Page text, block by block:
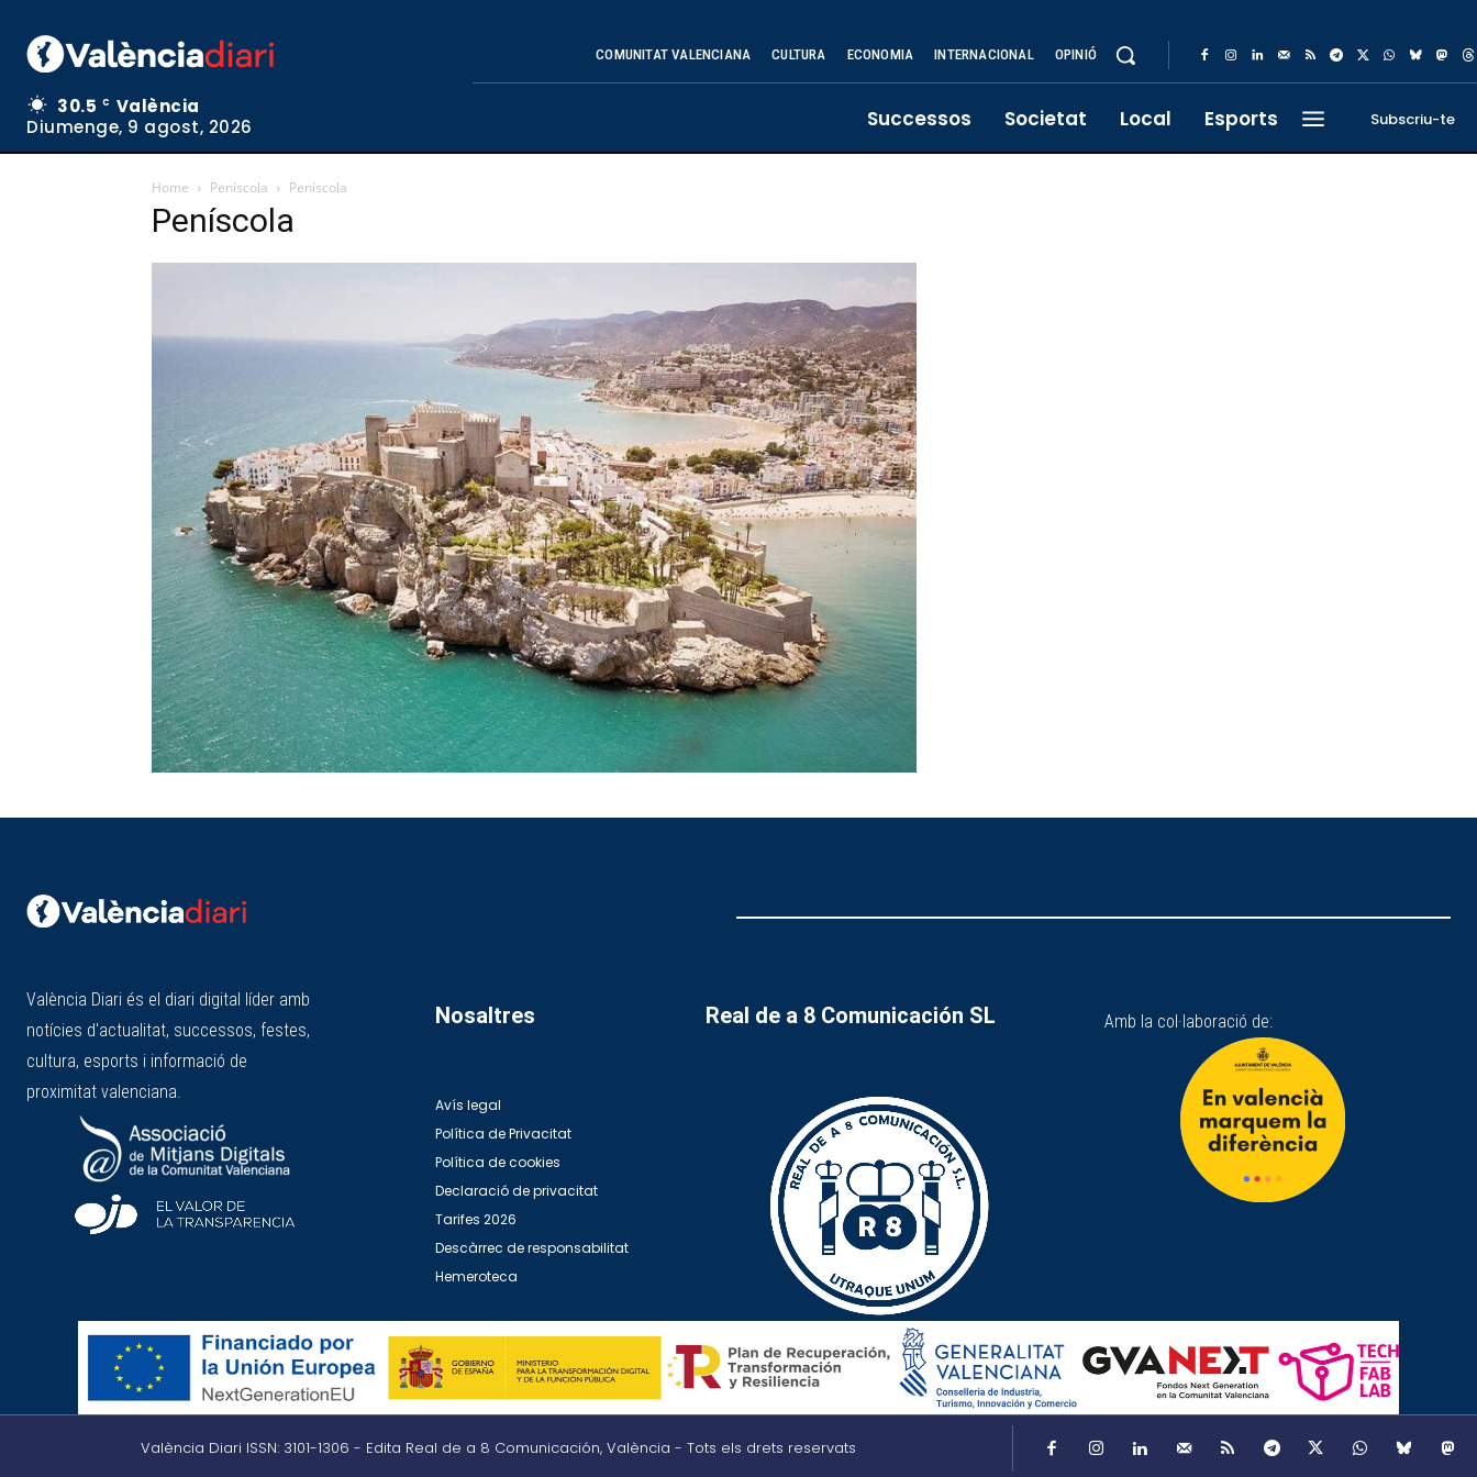
30.5 C
València
Diumenge, 9 agost, 2026
COMUNITAT VALENCIANA CULTURA ECONOMIA INTERNACIONAL OPINIÓ
Successos Societat Local Esports Subscriu-te
Home Peníscola Peníscola
Peníscola
València Diari és el diari digital líder amb
notícies d'actualitat, successos, festes,
cultura, esports i informació de
proximitat valenciana.
Nosaltres
Avís legal
Política de Privacitat
Política de cookies
Declaració de privacitat
Tarifes 2026
Descàrrec de responsabilitat
Hemeroteca
Real de a 8 Comunicación SL Amb la col·laboració de:
València Diari ISSN: 3101-1306 - Edita Real de a 8 Comunicación, València - Tots els drets reservats